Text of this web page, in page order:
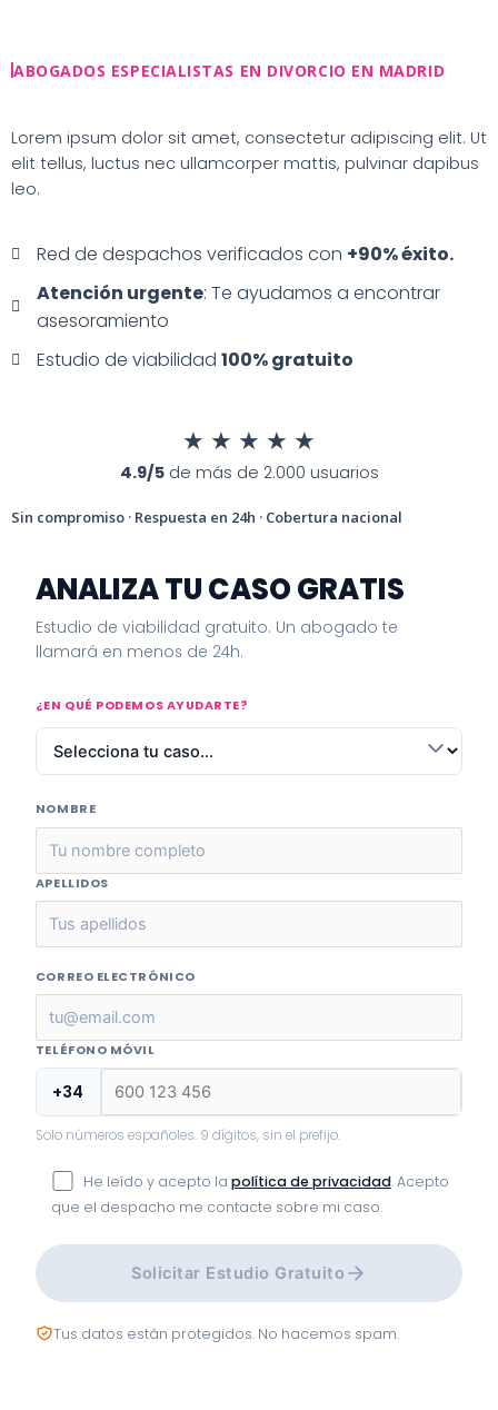
contenido
ABOGADOS ESPECIALISTAS EN DIVORCIO EN MADRID
Lorem ipsum dolor sit amet, consectetur adipiscing elit. Ut
elit tellus, luctus nec ullamcorper mattis, pulvinar dapibus
leo.
Red de despachos verificados con +90% éxito.
Atención urgente: Te ayudamos a encontrar
asesoramiento
Estudio de viabilidad 100% gratuito
★ ★ ★ ★ ★
4.9/5de más de 2.000 usuarios
Sin compromiso · Respuesta en 24h · Cobertura nacional
ANALIZA TU CASO GRATIS
Estudio de viabilidad gratuito. Un abogado te
llamará en menos de 24h.
¿EN QUÉ PODEMOS AYUDARTE?
NOMBRE
APELLIDOS
CORREO ELECTRÓNICO
TELÉFONO MÓVIL
+34
Solo números españoles. 9 dígitos, sin el prefijo.
He leído y acepto la política de privacidad. Acepto
que el despacho me contacte sobre mi caso.
Solicitar Estudio Gratuito
Tus datos están protegidos. No hacemos spam.